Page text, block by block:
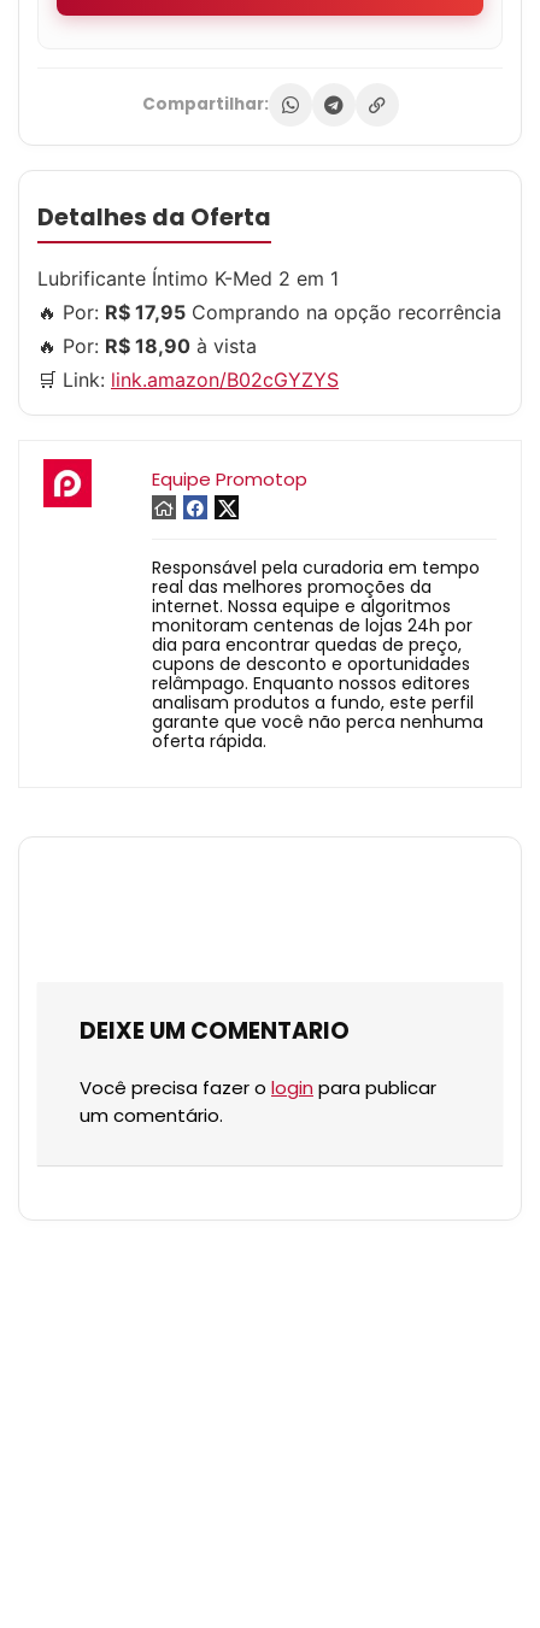
Compartilhar:
Detalhes da Oferta
Lubrificante Íntimo K-Med 2 em 1
🔥 Por: R$ 17,95 Comprando na opção recorrência
🔥 Por: R$ 18,90 à vista
🛒 Link: link.amazon/B02cGYZYS
Equipe Promotop
Responsável pela curadoria em tempo
real das melhores promoções da
internet. Nossa equipe e algoritmos
monitoram centenas de lojas 24h por
dia para encontrar quedas de preço,
cupons de desconto e oportunidades
relâmpago. Enquanto nossos editores
analisam produtos a fundo, este perfil
garante que você não perca nenhuma
oferta rápida.
DEIXE UM COMENTARIO
Você precisa fazer o login para publicar
um comentário.